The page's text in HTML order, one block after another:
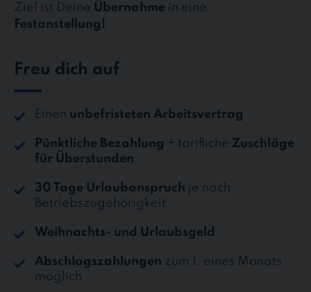
Ziel ist Deine Übernahme in eine
Festanstellung!
Freu dich auf
Einen unbefristeten Arbeitsvertrag
Pünktliche Bezahlung + tarifliche Zuschläge
für Überstunden
30 Tage Urlaubanspruch je nach
Betriebszugehörigkeit
Weihnachts- und Urlaubsgeld
Abschlagszahlungen zum 1. eines Monats
möglich